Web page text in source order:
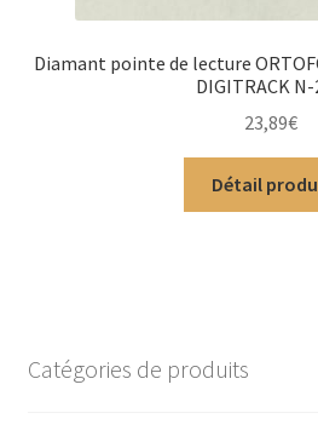
Diamant pointe de lecture
DIGITRACK N-
23,89€
Détail
Catégories de produits